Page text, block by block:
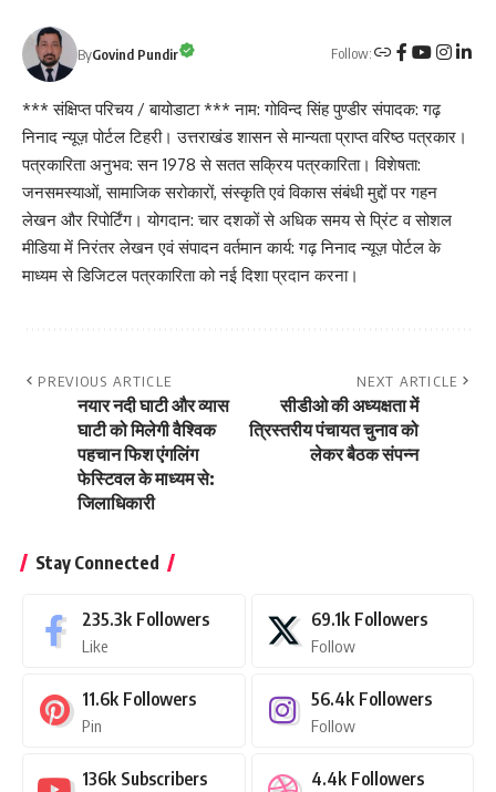
ByGovind Pundir Follow:
*** संक्षिप्त परिचय / बायोडाटा *** नाम: गोविन्द सिंह पुण्डीर संपादक: गढ़
निनाद न्यूज़ पोर्टल टिहरी। उत्तराखंड शासन से मान्यता प्राप्त वरिष्ठ पत्रकार।
पत्रकारिता अनुभव: सन 1978 से सतत सक्रिय पत्रकारिता। विशेषता:
जनसमस्याओं, सामाजिक सरोकारों, संस्कृति एवं विकास संबंधी मुद्दों पर गहन
लेखन और रिपोर्टिंग। योगदान: चार दशकों से अधिक समय से प्रिंट व सोशल
मीडिया में निरंतर लेखन एवं संपादन वर्तमान कार्य: गढ़ निनाद न्यूज़ पोर्टल के
माध्यम से डिजिटल पत्रकारिता को नई दिशा प्रदान करना।
PREVIOUS ARTICLE
नयार नदी घाटी और व्यास
घाटी को मिलेगी वैश्विक
पहचान फिश एंगलिंग
फेस्टिवल के माध्यम से:
जिलाधिकारी
NEXT ARTICLE
सीडीओ की अध्यक्षता में
त्रिस्तरीय पंचायत चुनाव को
लेकर बैठक संपन्न
Stay Connected
235.3k Followers
Like
69.1k Followers
Follow
11.6k Followers
Pin
56.4k Followers
Follow
136k Subscribers 4.4k Followers